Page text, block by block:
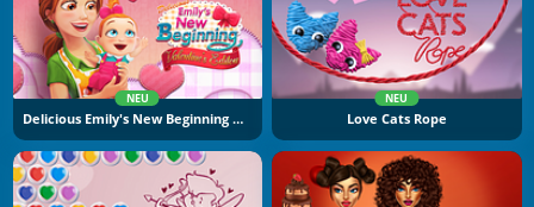
NEU
Delicious Emily's New Beginning Valentine's Edition
NEU
Love Cats Rope